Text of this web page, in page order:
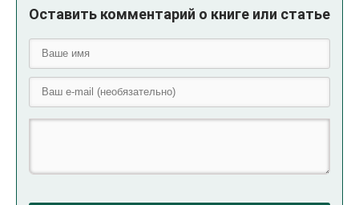
Оставить комментарий о книге или статье